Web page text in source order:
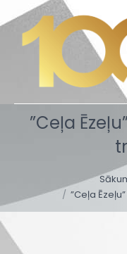
”Ceļa
”Ceļa